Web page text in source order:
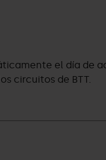
el día
circuitos de BTT.